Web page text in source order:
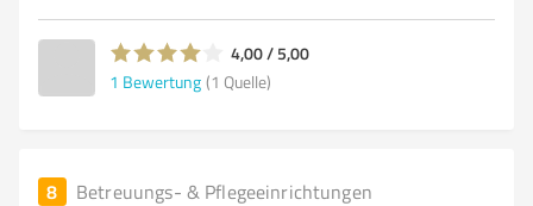
4,00 / 5,00
1 Bewertung (1 Quelle)
8 Betreuungs- & Pflegeeinrichtungen